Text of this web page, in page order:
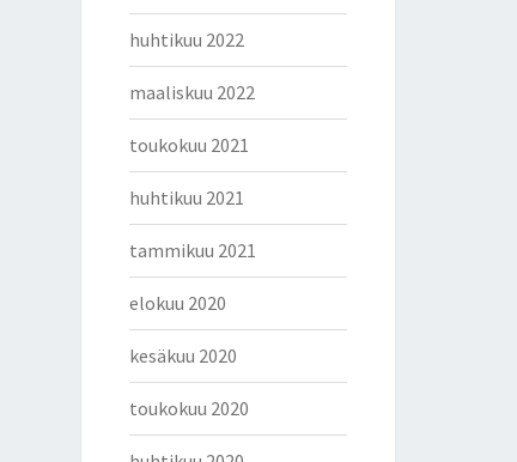
huhtikuu 2022
maaliskuu 2022
toukokuu 2021
huhtikuu 2021
tammikuu 2021
elokuu 2020
kesäkuu 2020
toukokuu 2020